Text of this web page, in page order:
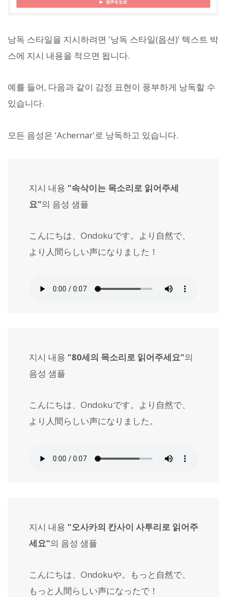
낭독 스타일을 지시하려면 '낭독 스타일(옵션)' 텍스트 박
스에 지시 내용을 적으면 됩니다.
예를 들어, 다음과 같이 감정 표현이 풍부하게 낭독할 수
있습니다.
모든 음성은 'Achernar'로 낭독하고 있습니다.
지시 내용 "속삭이는 목소리로 읽어주세
요"의 음성 샘플
こんにちは、Ondokuです。より自然で、
より人間らしい声になりました！
지시 내용 "80세의 목소리로 읽어주세요"의
음성 샘플
こんにちは、Ondokuです。より自然で、
より人間らしい声になりました。
지시 내용 "오사카의 칸사이 사투리로 읽어주
세요"의 음성 샘플
こんにちは、Ondokuや。もっと自然で、
もっと人間らしい声になったで！